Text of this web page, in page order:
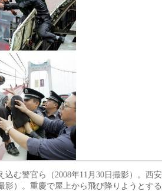
込む警官ら（2008年11月30日撮影）。西安
影）。重慶で屋上から飛び降りようとする